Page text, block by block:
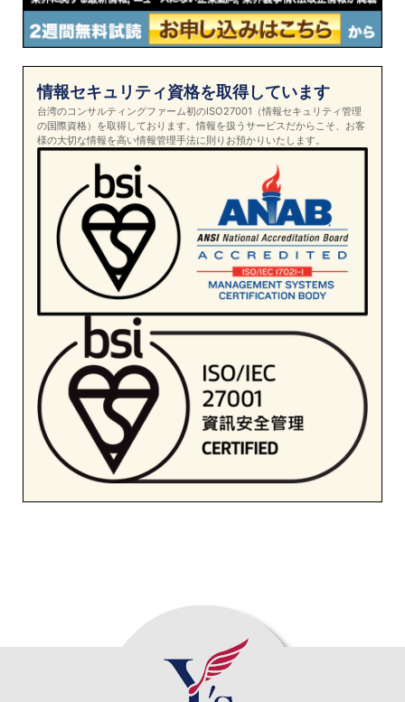
情報セキュリティ資格を取得しています
台湾のコンサルティングファーム初のISO27001（情報セキュリティ管理
の国際資格）を取得しております。情報を扱うサービスだからこそ、お客
様の大切な情報を高い情報管理手法に則りお預かりいたします。